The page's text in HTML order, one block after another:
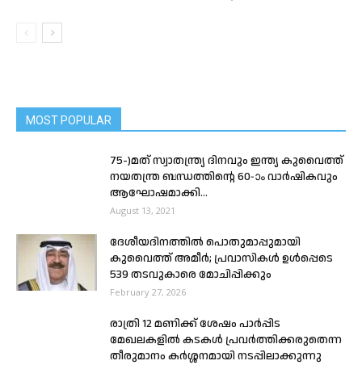
MOST POPULAR
75-)മത് സ്വാതന്ത്ര്യ ദിനവും ഇന്ത്യ കുവൈത്ത്
നയതന്ത്ര ബന്ധത്തിൻ്റെ 60-ാം വാർഷികവും
ആഘോഷമാക്കി...
August 13, 2021
ദേശീയദിനത്തിൽ പൊതുമാപ്പുമായി
കുവൈത്ത്‌ അമീർ; പ്രവാസികൾ ഉൾപ്പെടെ
539 തടവുകാരെ മോചിപ്പിക്കും
February 27, 2026
രാത്രി 12 മണിക്ക്‌ ശേഷം പാർപ്പിട
മേഖലകളിൽ കടകൾ പ്രവർത്തിക്കരുതെന്ന
തീരുമാനം കർശ്ശനമായി നടപ്പിലാക്കുന്നു